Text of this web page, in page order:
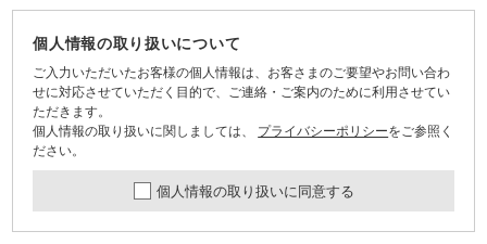
個人情報の取り扱いについて
ご入力いただいたお客様の個人情報は、お客さまのご要望やお問い合わ
せに対応させていただく目的で、ご連絡・ご案内のために利用させてい
ただきます。
個人情報の取り扱いに関しましては、 プライバシーポリシーをご参照く
ださい。
個人情報の取り扱いに同意する